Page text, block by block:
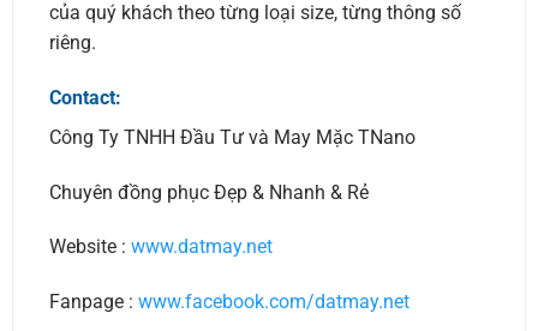
của quý khách theo từng loại size, từng thông số
riêng.
Contact:
Công Ty TNHH Đầu Tư và May Mặc TNano
Chuyên đồng phục Đẹp & Nhanh & Rẻ
Website : www.datmay.net
Fanpage : www.facebook.com/datmay.net